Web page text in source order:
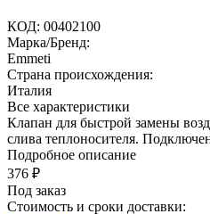
КОД: 00402100
Марка/Бренд:
Emmeti
Страна происхождения:
Италия
Все характеристики
Клапан для быстрой замены
слива теплоносителя.
Подробное описание
376 ₽
Под заказ
Стоимость и сроки доставки: